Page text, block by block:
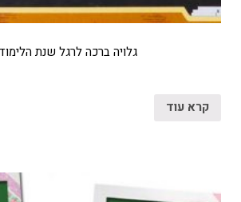
גלויה ברכה לרגל שנת
קרא עוד